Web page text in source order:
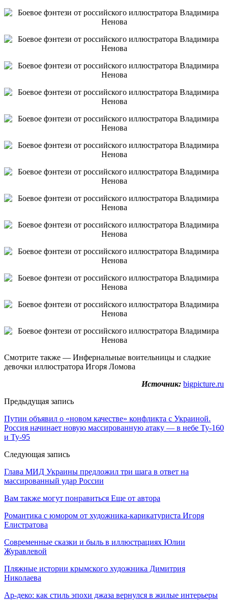
Смотрите также — Инфернальные воительницы и сладкие
девочки иллюстратора Игоря Ломова
Источник: bigpicture.ru
Предыдущая запись
Путин объявил о «новом качестве» конфликта с Украиной.
Россия начинает новую массированную атаку — в небе Ту-160
и Ту-95
Следующая запись
Глава МИД Украины предложил три шага в ответ на
массированный удар России
Вам также могут понравиться Еще от автора
Романтика с юмором от художника-карикатуриста Игоря
Елистратова
Современные сказки и быль в иллюстрациях Юлии
Журавлевой
Пляжные истории крымского художника Димитрия
Николаева
Ар-деко: как стиль эпохи джаза вернулся в жилые интерьеры